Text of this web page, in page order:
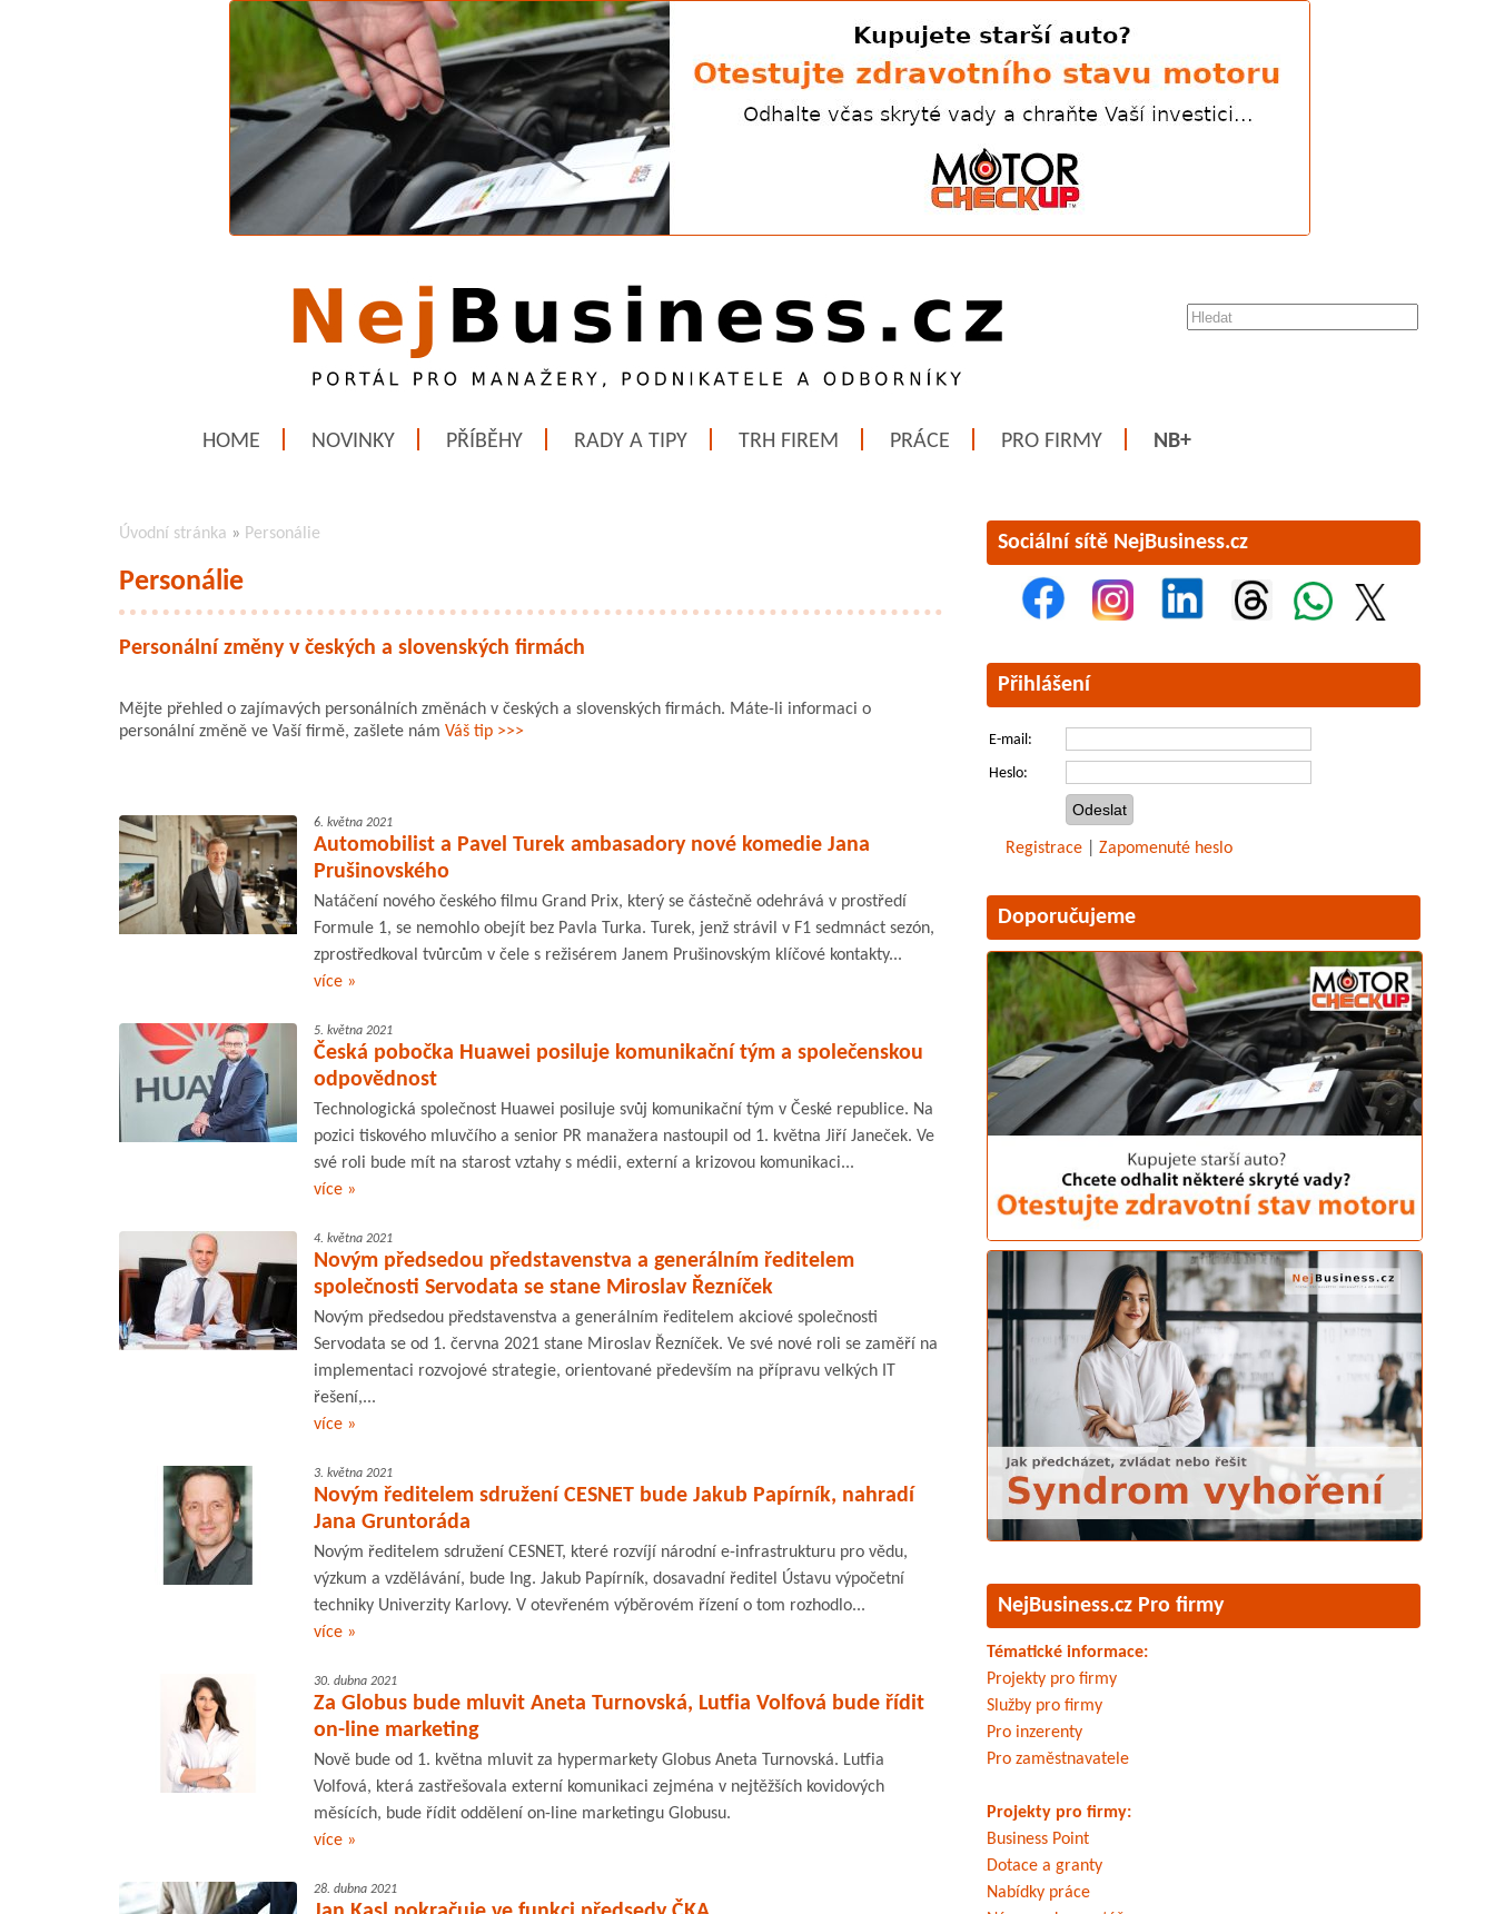
HOME NOVINKY PŘÍBĚHY RADY A TIPY TRH FIREM PRÁCE PRO FIRMY NB+
Úvodní stránka » Personálie
Personálie
Personální změny v českých a slovenských firmách
Mějte přehled o zajímavých personálních změnách v českých a slovenských firmách. Máte-li informaci o
personální změně ve Vaší firmě, zašlete nám Váš tip >>>
6. května 2021
Automobilist a Pavel Turek ambasadory nové komedie Jana
Prušinovského
Natáčení nového českého filmu Grand Prix, který se částečně odehrává v prostředí
Formule 1, se nemohlo obejít bez Pavla Turka. Turek, jenž strávil v F1 sedmnáct sezón,
zprostředkoval tvůrcům v čele s režisérem Janem Prušinovským klíčové kontakty...
více »
5. května 2021
Česká pobočka Huawei posiluje komunikační tým a společenskou
odpovědnost
Technologická společnost Huawei posiluje svůj komunikační tým v České republice. Na
pozici tiskového mluvčího a senior PR manažera nastoupil od 1. května Jiří Janeček. Ve
své roli bude mít na starost vztahy s médii, externí a krizovou komunikaci...
více »
4. května 2021
Novým předsedou představenstva a generálním ředitelem
společnosti Servodata se stane Miroslav Řezníček
Novým předsedou představenstva a generálním ředitelem akciové společnosti
Servodata se od 1. června 2021 stane Miroslav Řezníček. Ve své nové roli se zaměří na
implementaci rozvojové strategie, orientované především na přípravu velkých IT
řešení,...
více »
3. května 2021
Novým ředitelem sdružení CESNET bude Jakub Papírník, nahradí
Jana Gruntoráda
Novým ředitelem sdružení CESNET, které rozvíjí národní e-infrastrukturu pro vědu,
výzkum a vzdělávání, bude Ing. Jakub Papírník, dosavadní ředitel Ústavu výpočetní
techniky Univerzity Karlovy. V otevřeném výběrovém řízení o tom rozhodlo...
více »
30. dubna 2021
Za Globus bude mluvit Aneta Turnovská, Lutfia Volfová bude řídit
on-line marketing
Nově bude od 1. května mluvit za hypermarkety Globus Aneta Turnovská. Lutfia
Volfová, která zastřešovala externí komunikaci zejména v nejtěžších kovidových
měsících, bude řídit oddělení on-line marketingu Globusu.
více »
28. dubna 2021
Sociální sítě NejBusiness.cz
Přihlášení
E-mail:
Heslo:
Registrace Zapomenuté heslo
Doporučujeme
NejBusiness.cz Pro firmy
Tématické informace:
Projekty pro firmy
Služby pro firmy
Pro inzerenty
Pro zaměstnavatele
Projekty pro firmy:
Business Point
Dotace a granty
Nabídky práce